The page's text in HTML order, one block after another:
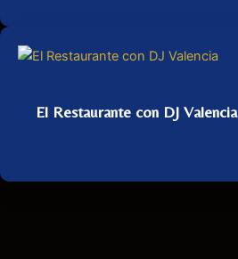
El Restaurante con DJ Valencia